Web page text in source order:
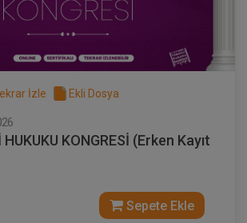
İzle Ekli Dosya
KONGRESİ (Erken Kayıt
Sepete Ekle